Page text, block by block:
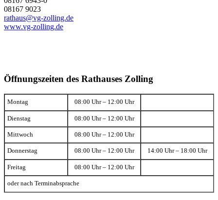
08167 9023
rathaus@vg-zolling.de
www.vg-zolling.de
Öffnungszeiten des Rathauses Zolling
Montag 08:00 Uhr – 12:00 Uhr
Dienstag 08:00 Uhr – 12:00 Uhr
Mittwoch 08:00 Uhr – 12:00 Uhr
Donnerstag 08:00 Uhr – 12:00 Uhr 14:00 Uhr – 18:00 Uhr
Freitag 08:00 Uhr – 12:00 Uhr
oder nach Terminabsprache